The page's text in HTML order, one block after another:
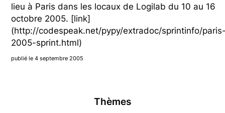
lieu à Paris dans les locaux de Logilab du 10 au 16
octobre 2005. [link]
(http://codespeak.net/pypy/extradoc/sprintinfo/
2005-sprint.html)
publié le 4 septembre 2005
Thèmes